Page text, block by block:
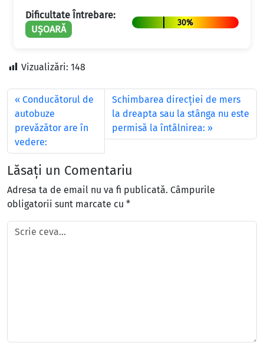
Dificultate Întrebare:
UȘOARĂ
30%
Vizualizări: 148
Conducătorul de
autobuze
prevăzător are în
vedere:
Schimbarea direcţiei de mers
la dreapta sau la stânga nu este
permisă la întâlnirea:
Lăsați un Comentariu
Adresa ta de email nu va fi publicată. Câmpurile
obligatorii sunt marcate cu *